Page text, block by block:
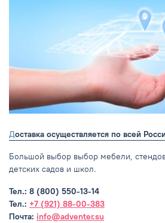
Доставка осуществляется по всей
Большой выбор выбор мебели,
детских садов и школ.
Тел.: 8 (800) 550-13-14
Тел.: +7 (921) 88-00-383
Почта: info@adventer.su